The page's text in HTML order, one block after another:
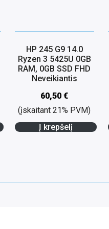
HP 245 G9 14.0
Ryzen 3 5425U 0GB
RAM, 0GB SSD FHD
Neveikiantis
60,50€
(įskaitant 21% PVM)
Į krepšelį